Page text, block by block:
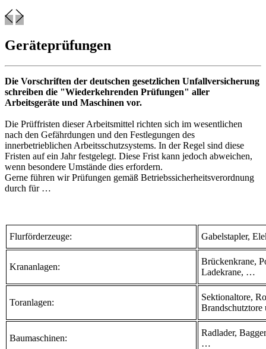
Geräteprüfungen
Die Vorschriften der deutschen gesetzlichen Unfallversicherung
schreiben die "Wiederkehrenden Prüfungen" aller
Arbeitsgeräte und Maschinen vor.
Die Prüffristen dieser Arbeitsmittel richten sich im wesentlichen
nach den Gefährdungen und den Festlegungen des
innerbetrieblichen Arbeitsschutzsystems. In der Regel sind diese
Fristen auf ein Jahr festgelegt. Diese Frist kann jedoch abweichen,
wenn besondere Umstände dies erfordern.
Gerne führen wir Prüfungen gemäß Betriebssicherheitsverordnung
durch für …
Flurförderzeuge: Gabelstapler,
Krananlagen:
Brückenkrane,
Ladekrane, …
Toranlagen:
Sektionaltore,
Brandschutztore
Baumaschinen:
Radlader,
…